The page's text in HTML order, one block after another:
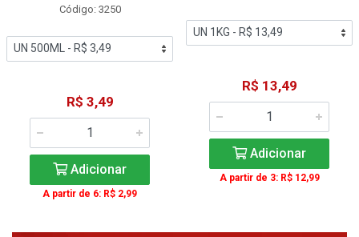
Código: 3250
R$ 3,49
Adicionar
A partir de 6: R$ 2,99
R$ 13,49
Adicionar
A partir de 3: R$ 12,99